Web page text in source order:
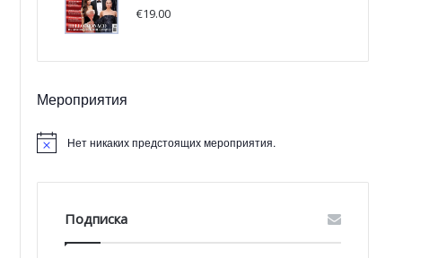
€19.00
Мероприятия
Нет никаких предстоящих мероприятия.
Подписка